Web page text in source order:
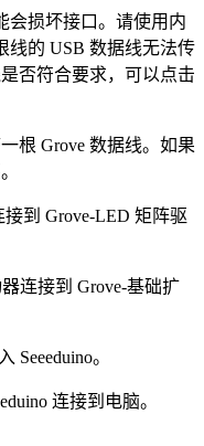
会损坏接口。请使用内
线的 USB 数据线无法传
否符合要求，可以点击
根 Grove 数据线。如果
到 Grove-LED 矩阵驱
连接到 Grove-基础扩
Seeeduino。
连接到电脑。